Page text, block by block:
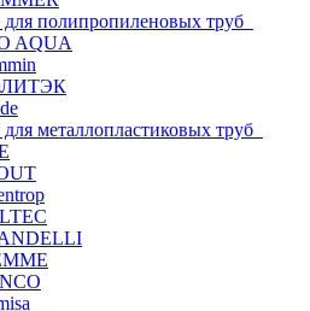
полипропиленовых труб
AQUA
металлопластиковых труб